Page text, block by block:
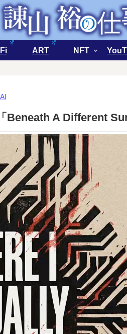
ART NFT
Beneath A Different